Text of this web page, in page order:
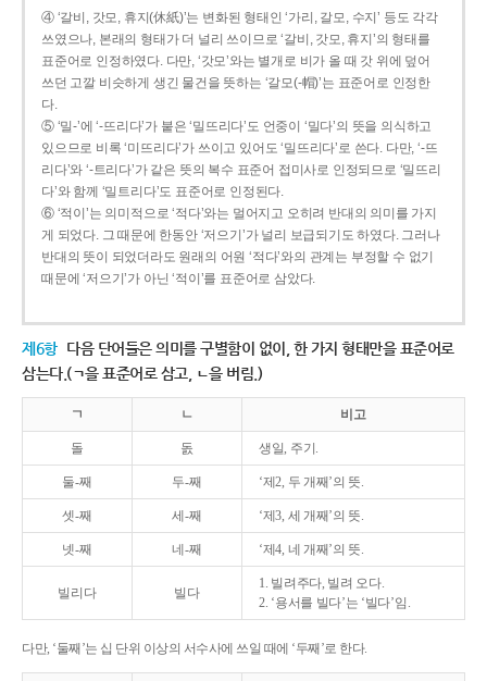
④ ‘갈비, 갓모, 휴지(休紙)’는 변화된 형태인 ‘가리, 갈모, 수지’ 등도 각각
쓰였으나, 본래의 형태가 더 널리 쓰이므로 ‘갈비, 갓모, 휴지’의 형태를
표준어로 인정하였다. 다만, ‘갓모’와는 별개로 비가 올 때 갓 위에 덮어
쓰던 고깔 비슷하게 생긴 물건을 뜻하는 ‘갈모(-帽)’는 표준어로 인정한
다.
⑤ ‘밀-’에 ‘-뜨리다’가 붙은 ‘밀뜨리다’도 언중이 ‘밀다’의 뜻을 의식하고
있으므로 비록 ‘미뜨리다’가 쓰이고 있어도 ‘밀뜨리다’로 쓴다. 다만, ‘-뜨
리다’와 ‘-트리다’가 같은 뜻의 복수 표준어 접미사로 인정되므로 ‘밀뜨리
다’와 함께 ‘밀트리다’도 표준어로 인정된다.
⑥ ‘적이’는 의미적으로 ‘적다’와는 멀어지고 오히려 반대의 의미를 가지
게 되었다. 그 때문에 한동안 ‘저으기’가 널리 보급되기도 하였다. 그러나
반대의 뜻이 되었더라도 원래의 어원 ‘적다’와의 관계는 부정할 수 없기
때문에 ‘저으기’가 아닌 ‘적이’를 표준어로 삼았다.
제6항 다음 단어들은 의미를 구별함이 없이, 한 가지 형태만을 표준어로
삼는다.(ㄱ을 표준어로 삼고, ㄴ을 버림.)
ㄱ ㄴ 비고
돌 돐 생일, 주기.
둘-째 두-째 ‘제2, 두 개째’의 뜻.
셋-째 세-째 ‘제3, 세 개째’의 뜻.
넷-째 네-째 ‘제4, 네 개째’의 뜻.
빌리다 빌다
1. 빌려주다, 빌려 오다.
2. ‘용서를 빌다’는 ‘빌다’임.
다만, ‘둘째’는 십 단위 이상의 서수사에 쓰일 때에 ‘두째’로 한다.